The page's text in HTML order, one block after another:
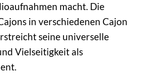
macht. Die
in verschiedenen Cajon
seine universelle
Vielseitigkeit als